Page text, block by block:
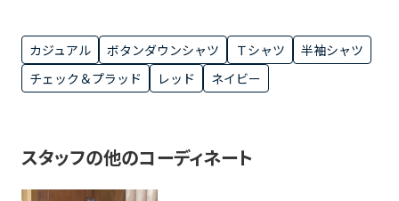
カジュアル ボタンダウンシャツ Ｔシャツ
半袖シャツ
チェック＆プラッド
レッド ネイビー
スタッフの他のコーディネート